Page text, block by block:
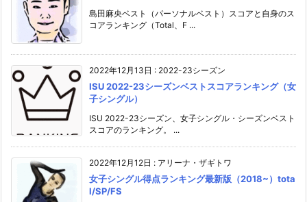
島田麻央ベスト（パーソナルベスト）スコアと自身のス
コアランキング（Total、F ...
2022年12月13日 : 2022-23シーズン
ISU 2022-23シーズンベストスコアランキング（女
子シングル）
ISU 2022-23シーズン、女子シングル・シーズンベスト
スコアのランキング。 ...
2022年12月12日 : アリーナ・ザギトワ
女子シングル得点ランキング最新版（2018~）tota
l/SP/FS